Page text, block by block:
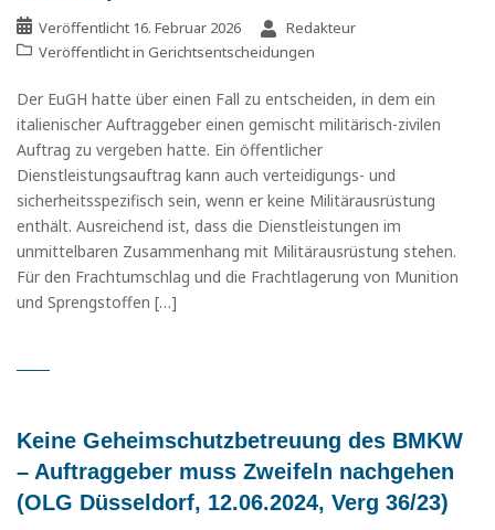
Veröffentlicht 16. Februar 2026
Redakteur
Veröffentlicht in Gerichtsentscheidungen
Der EuGH hatte über einen Fall zu entscheiden, in dem ein
italienischer Auftraggeber einen gemischt militärisch-zivilen
Auftrag zu vergeben hatte. Ein öffentlicher
Dienstleistungsauftrag kann auch verteidigungs- und
sicherheitsspezifisch sein, wenn er keine Militärausrüstung
enthält. Ausreichend ist, dass die Dienstleistungen im
unmittelbaren Zusammenhang mit Militärausrüstung stehen.
Für den Frachtumschlag und die Frachtlagerung von Munition
und Sprengstoffen […]
Keine Geheimschutzbetreuung des BMKW
– Auftraggeber muss Zweifeln nachgehen
(OLG Düsseldorf, 12.06.2024, Verg 36/23)